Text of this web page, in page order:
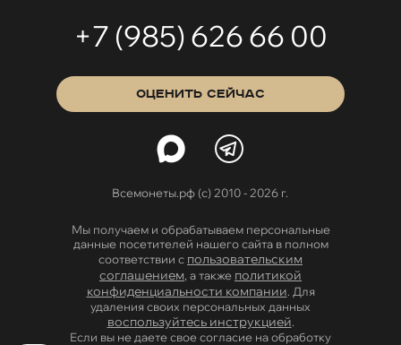
+7 (985) 626 66 00
ОЦЕНИТЬ СЕЙЧАС
Всемонеты.рф (с) 2010 - 2026 г.
Мы получаем и обрабатываем персональные
данные посетителей нашего сайта в полном
соответствии с пользовательским
соглашением, а также политикой
конфиденциальности компании. Для
удаления своих персональных данных
воспользуйтесь инструкцией.
Если вы не даете свое согласие на обработку